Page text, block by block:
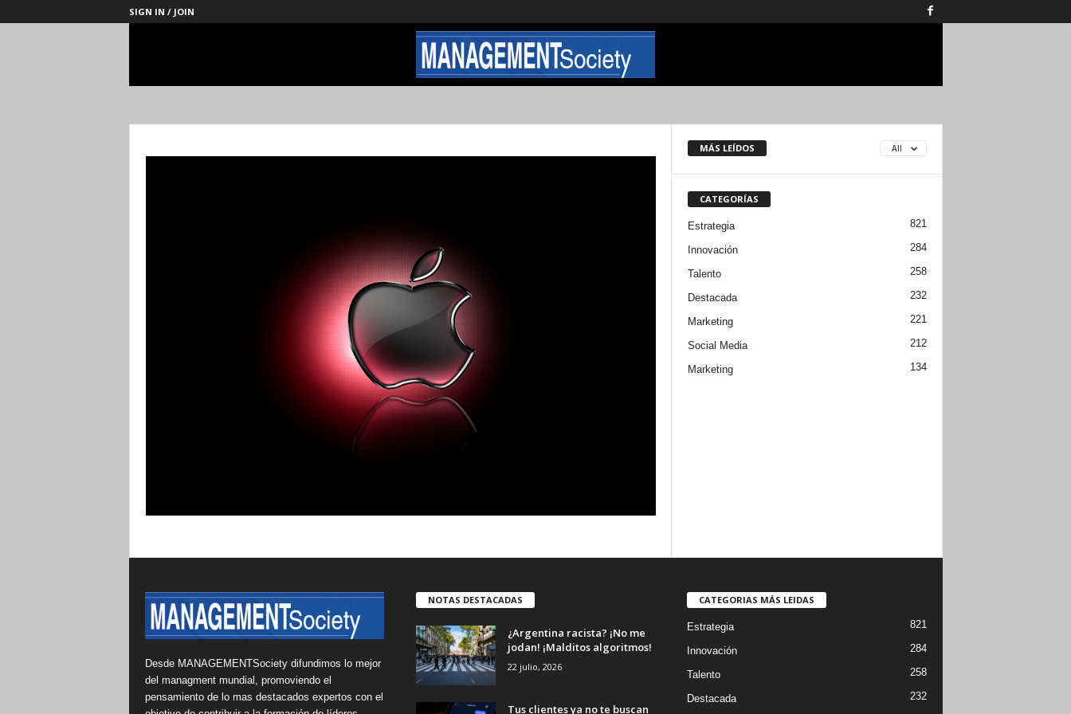
SIGN IN / JOIN
Management
MÁS LEÍDOS All
CATEGORÍAS
Estrategia 821
Innovación 284
Talento 258
Destacada 232
Marketing 221
Social Media 212
Marketing 134
Desde MANAGEMENTSociety difundimos lo mejor
del managment mundial, promoviendo el
pensamiento de lo mas destacados expertos con el
NOTAS DESTACADAS
¿Argentina racista? ¡No me
jodan! ¡Malditos algoritmos!
22 julio, 2026
Tus clientes ya no te buscan
CATEGORIAS MÁS LEIDAS
Estrategia 821
Innovación 284
Talento 258
Destacada
232